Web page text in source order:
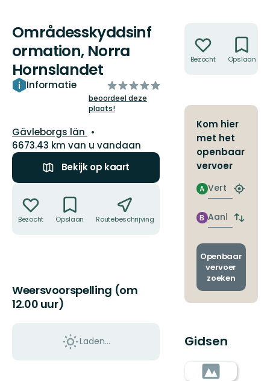
Områdesskyddsinf
ormation, Norra
Hornslandet
Informatie
van
5
sterren
beoordeel deze
plaats!
Regio:
Gävleborgs län
6673.43 km van u vandaan
Bekijk op kaart
Bezocht Opslaan Routebeschrijving
Weersvoorspelling (om
12.00 uur)
Laden…
Bezocht Opslaan
Kom hier
met het
openbaar
vervoer
Vertrek
A
Zoek
halte
Aankomst
B
Wissel
en
Openbaar
vervoer
zoeken
Gidsen